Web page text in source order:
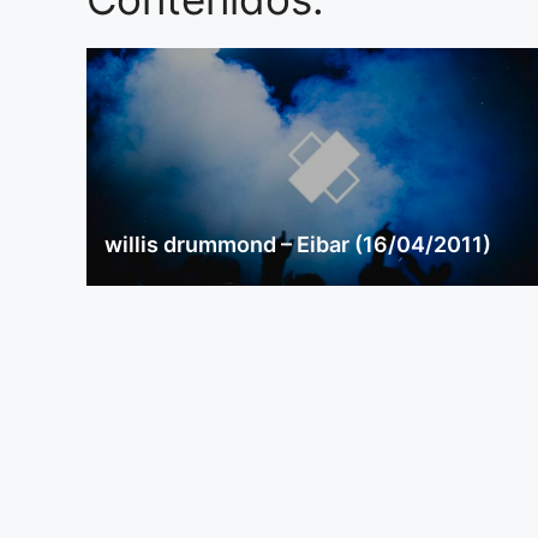
willis drummond – Eibar (16/04/2011)